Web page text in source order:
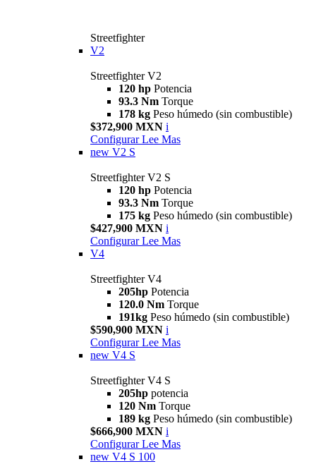
Streetfighter
V2
Streetfighter V2
120 hp Potencia
93.3 Nm Torque
178 kg Peso húmedo (sin combustible)
$372,900 MXN i
Configurar Lee Mas
new V2 S
Streetfighter V2 S
120 hp Potencia
93.3 Nm Torque
175 kg Peso húmedo (sin combustible)
$427,900 MXN i
Configurar Lee Mas
V4
Streetfighter V4
205hp Potencia
120.0 Nm Torque
191kg Peso húmedo (sin combustible)
$590,900 MXN i
Configurar Lee Mas
new V4 S
Streetfighter V4 S
205hp potencia
120 Nm Torque
189 kg Peso húmedo (sin combustible)
$666,900 MXN i
Configurar Lee Mas
new V4 S 100